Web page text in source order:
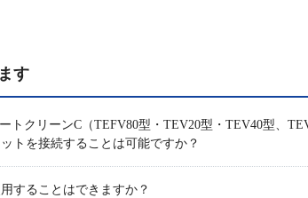
す
クリーンC（TEFV80型・TEV20型・TEV40型、
トを接続することは可能ですか？
することはできますか？